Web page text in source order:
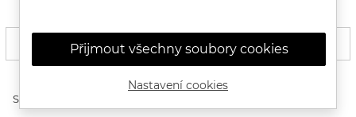
FILTROVAT
Seřadit produkty
Přijmout všechny soubory cookies
Nastavení cookies